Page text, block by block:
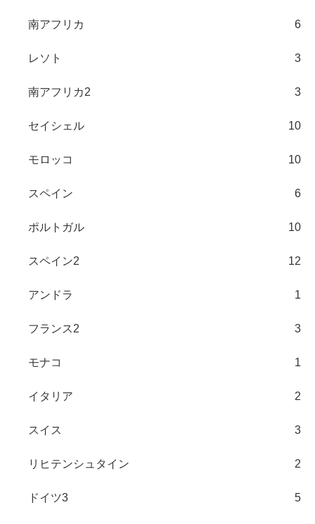
南アフリカ 6
レソト 3
南アフリカ2 3
セイシェル 10
モロッコ 10
スペイン 6
ポルトガル 10
スペイン2 12
アンドラ 1
フランス2 3
モナコ 1
イタリア 2
スイス 3
リヒテンシュタイン 2
ドイツ3 5